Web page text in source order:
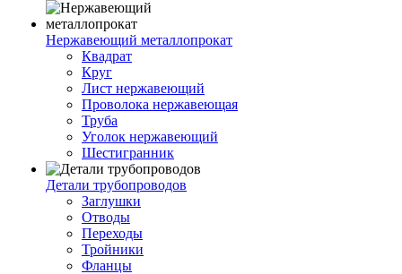
Нержавеющий металлопрокат
Квадрат
Круг
Лист нержавеющий
Проволока нержавеющая
Труба
Уголок нержавеющий
Шестигранник
Детали трубопроводов
Заглушки
Отводы
Переходы
Тройники
Фланцы